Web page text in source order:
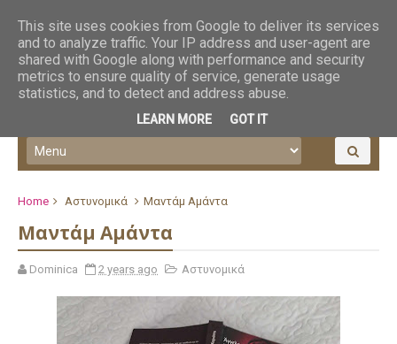
Home Αστυνομικά Μαντάμ Αμάντα
Μαντάμ Αμάντα
Dominica 2 years ago Αστυνομικά
This site uses cookies from Google to deliver its services
and to analyze traffic. Your IP address and user-agent are
shared with Google along with performance and security
metrics to ensure quality of service, generate usage
statistics, and to detect and address abuse.
LEARN MORE GOT IT